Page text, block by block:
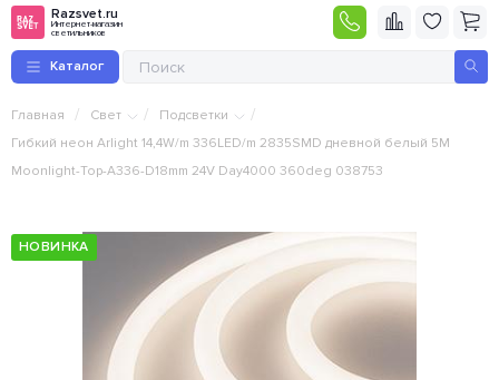
Razsvet.ru
Интернет-магазин
светильников
Каталог
Главная / Свет / Подсветки /
Гибкий неон Arlight 14,4W/m 336LED/m 2835SMD дневной белый 5M
Moonlight-Top-A336-D18mm 24V Day4000 360deg 038753
НОВИНКА